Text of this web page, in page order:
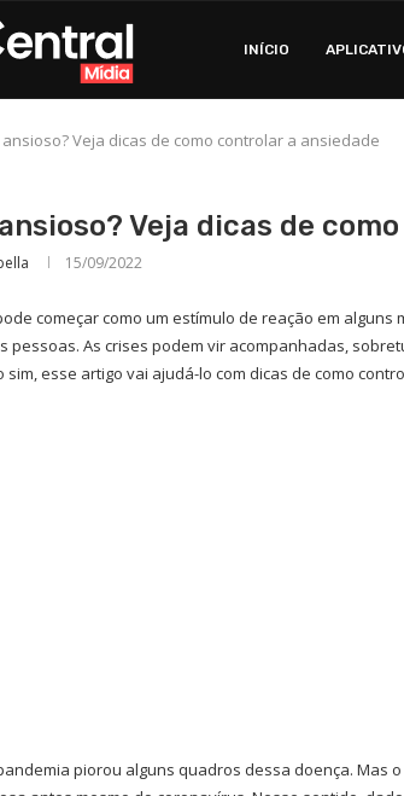
INÍCIO
ansioso? Veja dicas de como controlar a ansiedade
Veja dicas de
15/09/2022
começar como um estímulo de reação em
pessoas. As crises podem vir acompanhadas,
sim, esse artigo vai ajudá-lo com dicas de como
piorou alguns quadros dessa doença. Mas o